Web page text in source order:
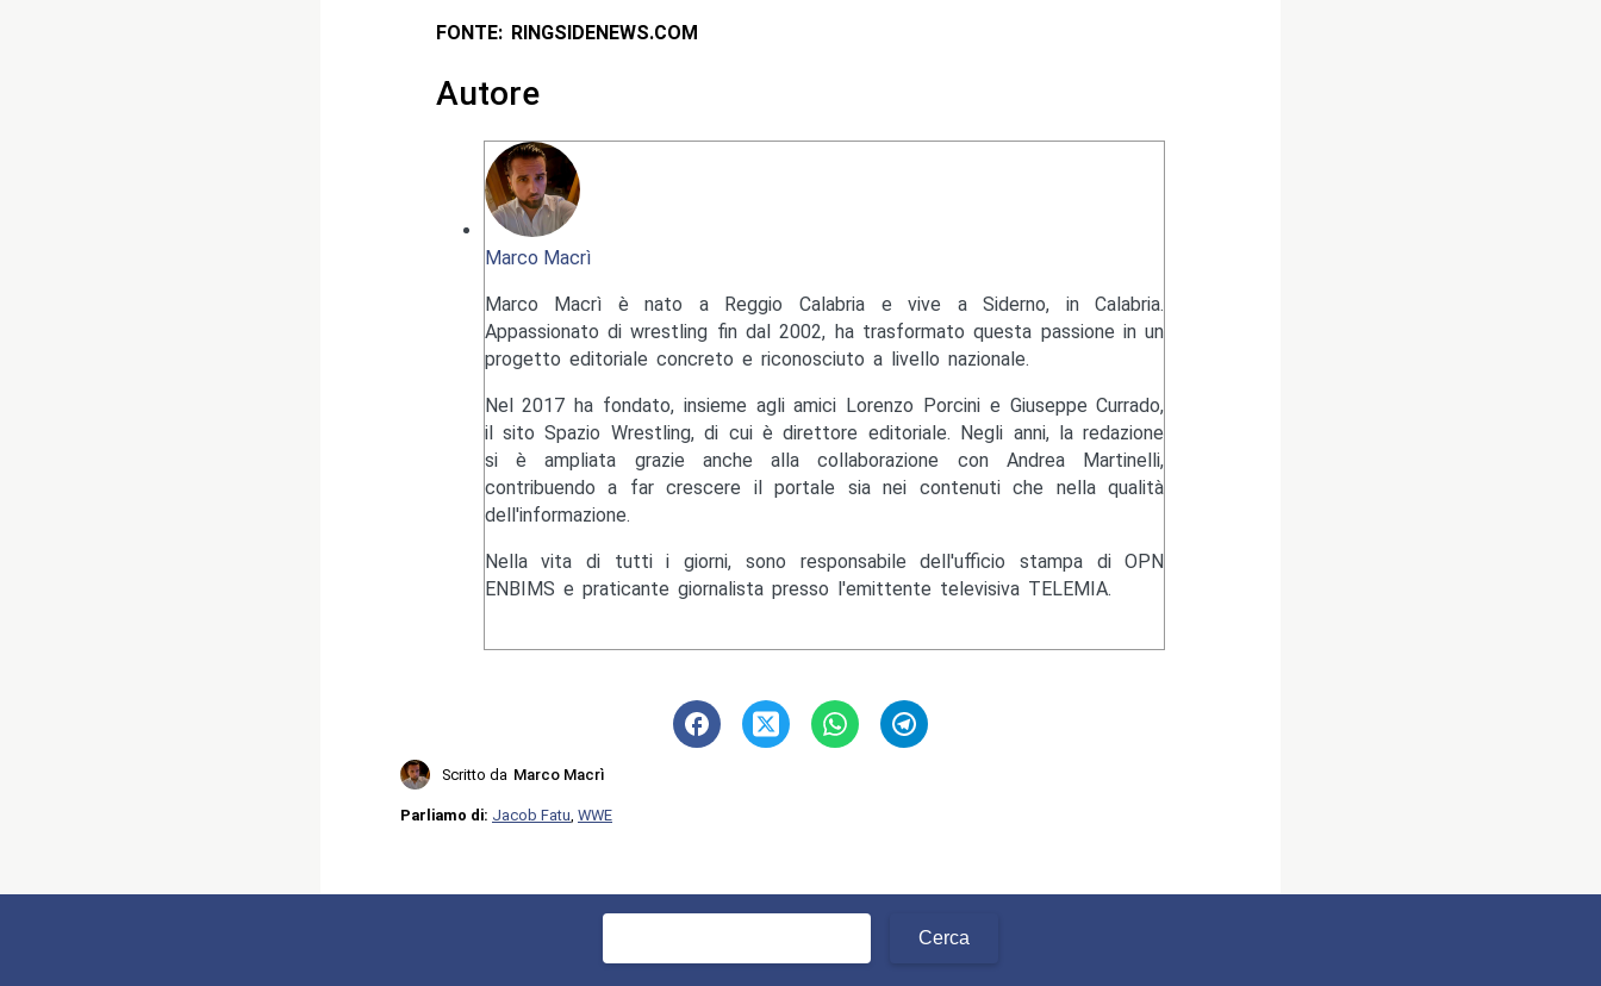
FONTE: RINGSIDENEWS.COM
Autore
Marco Macrì
Marco Macrì è nato a Reggio Calabria e vive a Siderno, in Calabria.
Appassionato di wrestling fin dal 2002, ha trasformato questa passione in un
progetto editoriale concreto e riconosciuto a livello nazionale.
Nel 2017 ha fondato, insieme agli amici Lorenzo Porcini e Giuseppe Currado,
il sito Spazio Wrestling, di cui è direttore editoriale. Negli anni, la redazione
si è ampliata grazie anche alla collaborazione con Andrea Martinelli,
contribuendo a far crescere il portale sia nei contenuti che nella qualità
dell'informazione.
Nella vita di tutti i giorni, sono responsabile dell'ufficio stampa di OPN
ENBIMS e praticante giornalista presso l'emittente televisiva TELEMIA.
Scritto da Marco Macrì
Parliamo di: Jacob Fatu WWE
Ricerca